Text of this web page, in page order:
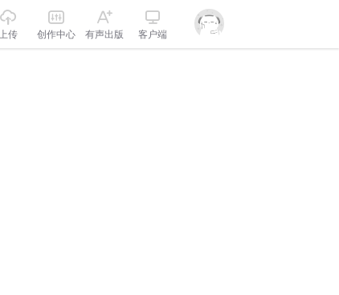
上传 创作中心 有声出版 客户端